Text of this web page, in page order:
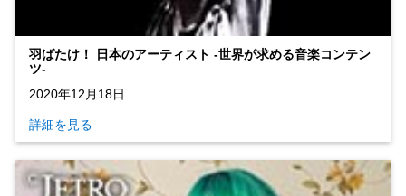
羽ばたけ！ 日本のアーティスト ‐世界が求める音楽コンテン
ツ‐
2020年12月18日
詳細を見る